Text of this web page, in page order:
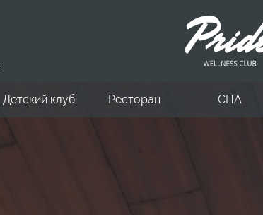
Детский клуб Ресторан СПА